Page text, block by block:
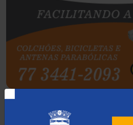
Botuporã
Brasil
Brumado